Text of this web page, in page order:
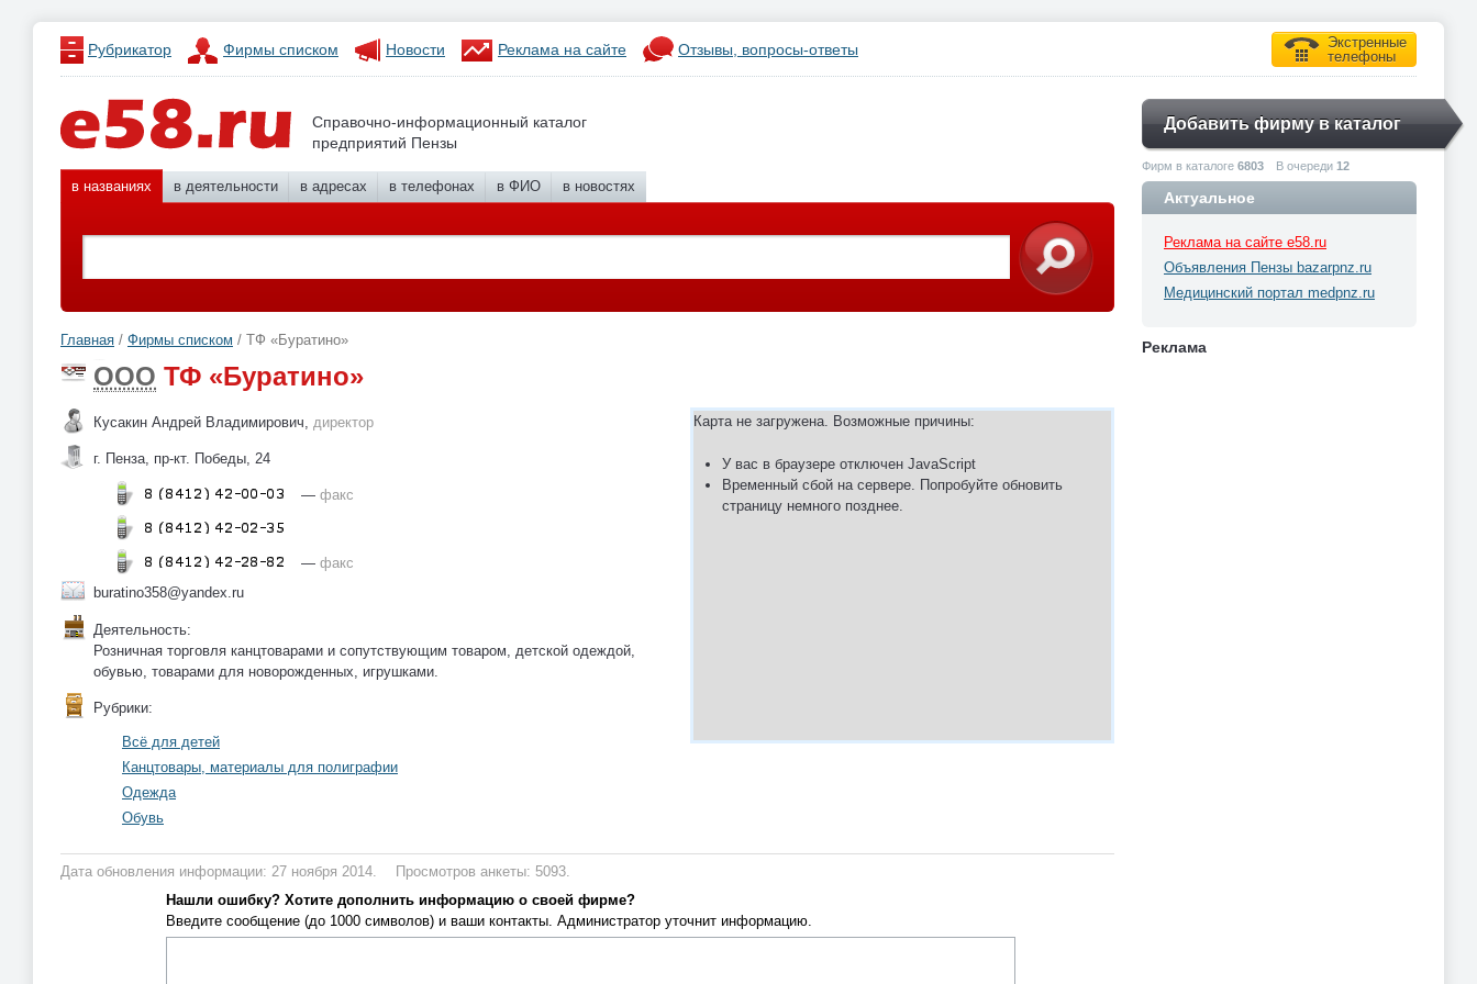
Рубрикатор Фирмы списком Новости Реклама на сайте Отзывы, вопросы-ответы
Экстренные
телефоны
Справочно-информационный каталог
предприятий Пензы
Добавить фирму в каталог
Фирм в каталоге 6803 В очереди 12
в названиях в деятельности в адресах в телефонах в ФИО в новостях
Главная / Фирмы списком / ТФ «Буратино»
ООО ТФ «Буратино»
Карта не загружена. Возможные причины:
У вас в браузере отключен JavaScript
Временный сбой на сервере. Попробуйте обновить
страницу немного позднее.
Кусакин Андрей Владимирович, директор
г. Пенза, пр-кт. Победы, 24
— факс
— факс
buratino358@yandex.ru
Деятельность:
Розничная торговля канцтоварами и сопутствующим товаром, детской одеждой,
обувью, товарами для новорожденных, игрушками.
Рубрики:
Всё для детей
Канцтовары, материалы для полиграфии
Одежда
Обувь
Дата обновления информации: 27 ноября 2014.
Просмотров анкеты: 5093.
Нашли ошибку? Хотите дополнить информацию о своей фирме?
Введите сообщение (до 1000 символов) и ваши контакты. Администратор уточнит информацию.
Актуальное
Реклама на сайте e58.ru
Объявления Пензы bazarpnz.ru
Медицинский портал medpnz.ru
Реклама